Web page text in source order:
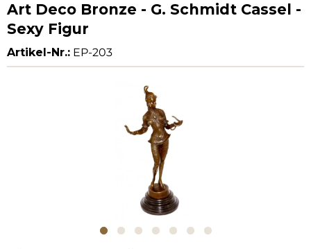
Art Deco Bronze - G. Schmidt Cassel -
Sexy Figur
Artikel-Nr.: EP-203